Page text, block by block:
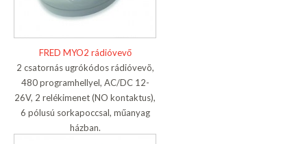
FRED MYO2 rádióvevő
2 csatornás ugrókódos rádióvevõ,
480 programhellyel, AC/DC 12-
26V, 2 relékimenet (NO kontaktus),
6 pólusú sorkapoccsal, műanyag
házban.